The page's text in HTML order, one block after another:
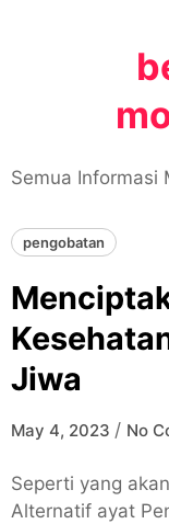
Semua Informasi
pengobatan
Jiwa
May 4, 2023 / No
Seperti yang
Alternatif ayat